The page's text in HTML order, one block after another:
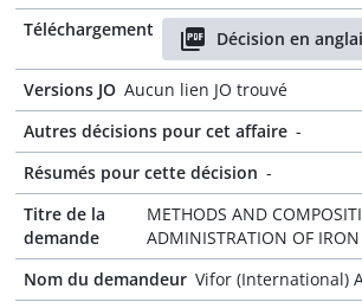
Téléchargement
Décision en
Versions JO Aucun lien JO trouvé
Autres décisions pour cet affaire -
Résumés pour cette décision -
Titre de la
demande
METHODS AND
ADMINISTRATION OF IRON
Nom du demandeur Vifor (International)